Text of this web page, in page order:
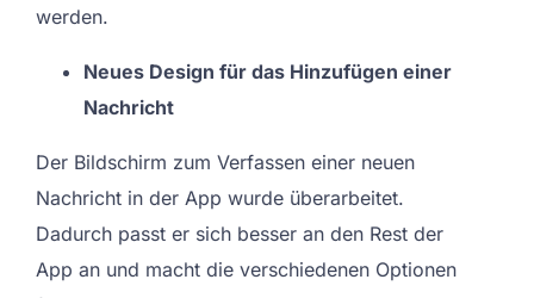
werden.
Neues Design für das Hinzufügen einer
Nachricht
Der Bildschirm zum Verfassen einer neuen
Nachricht in der App wurde überarbeitet.
Dadurch passt er sich besser an den Rest der
App an und macht die verschiedenen Optionen